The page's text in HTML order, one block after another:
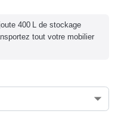
400 L de stockage
tout votre mobilier